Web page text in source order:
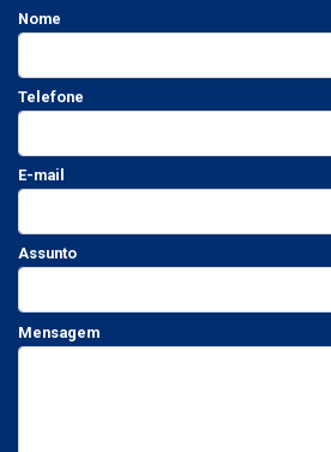
Nome
Telefone
E-mail
Assunto
Mensagem